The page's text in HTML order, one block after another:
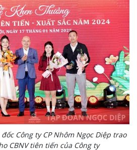
Công ty CP Nhôm Ngọc Diệp trao
CBNV tiên tiến của Công ty